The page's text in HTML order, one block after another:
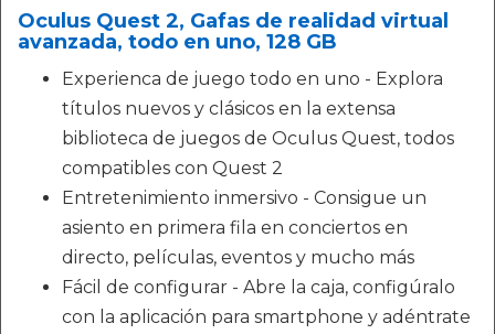
Oculus Quest 2, Gafas de realidad virtual
avanzada, todo en uno, 128 GB
Experienca de juego todo en uno - Explora
títulos nuevos y clásicos en la extensa
biblioteca de juegos de Oculus Quest, todos
compatibles con Quest 2
Entretenimiento inmersivo - Consigue un
asiento en primera fila en conciertos en
directo, películas, eventos y mucho más
Fácil de configurar - Abre la caja, configúralo
con la aplicación para smartphone y adéntrate